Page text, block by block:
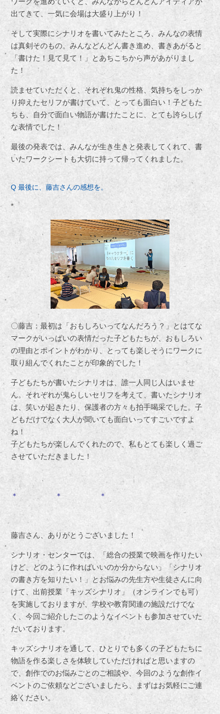
出てきて、一気に会場は大盛り上がり！
そして実際にシナリオを書いてみたところ、みんなの表情
は真剣そのもの。みんなどんどん書き進め、書きあがると
「書けた！見て見て！」とあちこちから声があがりまし
た！
読ませていただくと、それぞれ鬼の性格、気持ちをしっか
り抑えたセリフが書けていて、とっても面白い！子どもた
ちも、自分で面白い物語が書けたことに、とても誇らしげ
な表情でした！
最後の発表では、みんなが生き生きと発表してくれて、書
いたワークシートも大切に持って帰ってくれました。
Q 最後に、藤吉さんの感想を。
*
〇藤吉：最初は「おもしろいってなんだろう？」とはてな
マークがいっぱいの表情だった子どもたちが、おもしろい
の理由とポイントがわかり、とっても楽しそうにワークに
取り組んでくれたことが印象的でした！
子どもたちが書いたシナリオは、誰一人同じ人はいませ
ん。それぞれが鬼らしいセリフを考えて、書いたシナリオ
は、笑いが起きたり、保護者の方々も拍手喝采でした。子
どもだけでなく大人が聞いても面白いってすごいですよ
ね！
子どもたちが楽しんでくれたので、私もとても楽しく過ご
させていただきました！
＊ ＊ ＊
藤吉さん、ありがとうございました！
シナリオ・センターでは、「総合の授業で映画を作りたい
けど、どのように作ればいいのか分からない」「シナリオ
の書き方を知りたい！」とお悩みの先生方や生徒さんに向
けて、出前授業「キッズシナリオ」（オンラインでも可）
を実施しておりますが、学校や教育関連の施設だけでな
く、今回ご紹介したこのようなイベントも参加させていた
だいております。
キッズシナリオを通して、ひとりでも多くの子どもたちに
物語を作る楽しさを体験していただければと思いますの
で、創作でのお悩みごとのご相談や、今回のような創作イ
ベントのご依頼などございましたら、まずはお気軽にご連
絡ください。